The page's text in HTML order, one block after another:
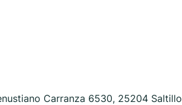
Carranza 6530, 25204 Saltillo